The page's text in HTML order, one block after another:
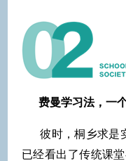
费曼学习法，一
彼时，桐乡求是
已经看出了传统课堂